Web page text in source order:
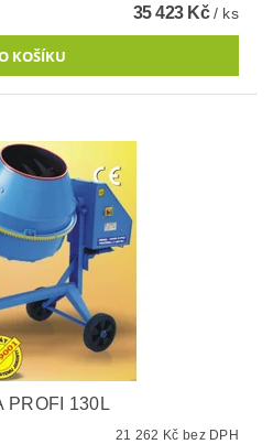
35 423 Kč/ ks
PROFI 130L
21 262 Kč bez DPH